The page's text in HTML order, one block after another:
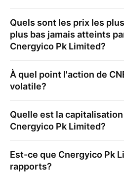
Quels sont les prix les
plus bas jamais atteints
Cnergyico Pk Limited?
À quel point l'action de
volatile?
Quelle est la
Cnergyico Pk Limited?
Est-ce que Cnergyico Pk
rapports?